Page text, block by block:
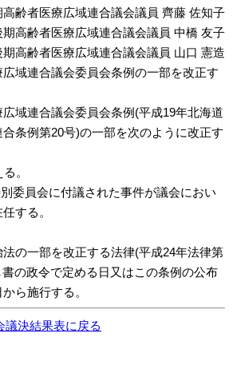
齢者医療広域連合議会議員 齊藤 佐知子
期高齢者医療広域連合議会議員 中橋 友子
高齢者医療広域連合議会議員 山口 憲造
域連合議会委員会条例の一部を改正す
域連合議会委員会条例(平成19年北海道
条例第20号)の一部を次のように改正す
。
委員会に付議された事件が議会におい
する。
の一部を改正する法律(平成24年法律第
の政令で定める日又はこの条例の公布
ら施行する。
議決結果表に戻る